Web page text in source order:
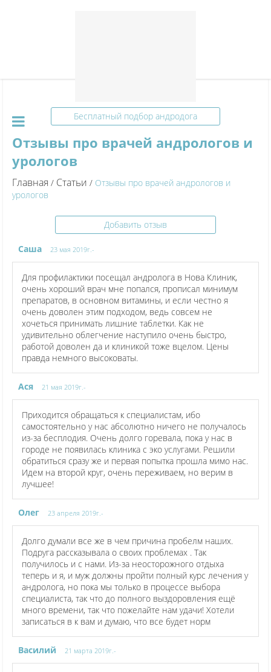
Бесплатный подбор андродога
Отзывы про врачей андрологов и
урологов
Главная / Статьи / Отзывы про врачей андрологов и
урологов
Добавить отзыв
Саша 23 мая 2019г.-
Для профилактики посещал андролога в Нова Клиник,
очень хороший врач мне попался, прописал минимум
препаратов, в основном витамины, и если честно я
очень доволен этим подходом, ведь совсем не
хочеться принимать лишние таблетки. Как не
удивительно облегчение наступило очень быстро,
работой доволен да и клиникой тоже вцелом. Цены
правда немного высоковаты.
Ася 21 мая 2019г.-
Приходится обращаться к специалистам, ибо
самостоятельно у нас абсолютно ничего не получалось
из-за бесплодия. Очень долго горевала, пока у нас в
городе не появилась клиника с эко услугами. Решили
обратиться сразу же и первая попытка прошла мимо нас.
Идем на второй круг, очень переживаем, но верим в
лучшее!
Олег 23 апреля 2019г.-
Долго думали все же в чем причина пробелм наших.
Подруга рассказывала о своих проблемах . Так
получилось и с нами. Из-за неосторожного отдыха
теперь и я, и муж должны пройти полный курс лечения у
андролога, но пока мы только в процессе выбора
специалиста, так что до полного выздоровления ещё
много времени, так что пожелайте нам удачи! Хотели
записаться в к вам и думаю, что все будет норм
Василий 21 марта 2019г.-